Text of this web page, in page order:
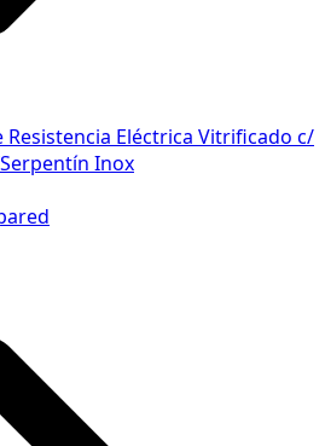
Resistencia Eléctrica Vitrificado c/
Inox